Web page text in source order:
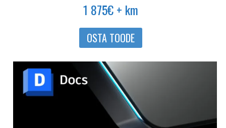
1 875€+ km
OSTA TOODE